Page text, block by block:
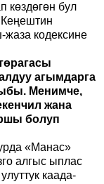
көздөгөн бул
кодексине
агымдарга
Менимче,
жана
болуп
«Манас»
алгыс ыплас
каада-